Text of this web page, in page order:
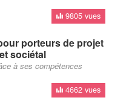
9805 vues
porteurs de projet
sociétal
à ses compétences
4662 vues